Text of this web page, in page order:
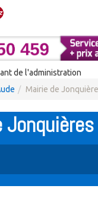
de l'administration
Mairie de
Jonquières